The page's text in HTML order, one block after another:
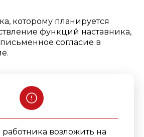
которому планируется
функций наставника,
согласие в
работника возложить на